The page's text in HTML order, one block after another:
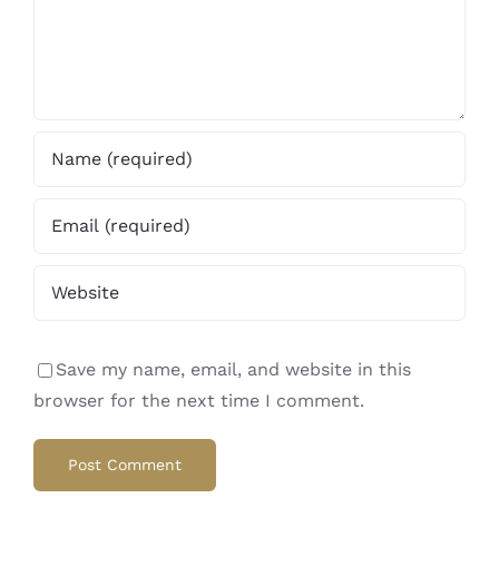
Save my name, email, and website in this
browser for the next time I comment.